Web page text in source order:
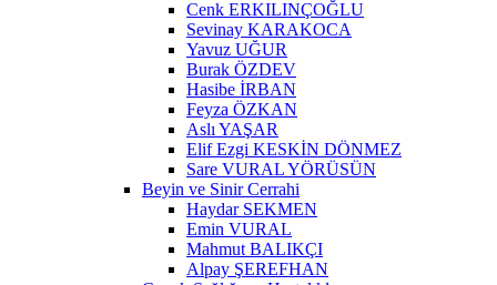
Cenk ERKILINÇOĞLU
Sevinay KARAKOCA
Yavuz UĞUR
Burak ÖZDEV
Hasibe İRBAN
Feyza ÖZKAN
Aslı YAŞAR
Elif Ezgi KESKİN DÖNMEZ
Sare VURAL YÖRÜSÜN
Beyin ve Sinir Cerrahi
Haydar SEKMEN
Emin VURAL
Mahmut BALIKÇI
Alpay ŞEREFHAN